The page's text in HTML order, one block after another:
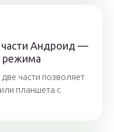
части Андроид —
режима
части позволяет
планшета с